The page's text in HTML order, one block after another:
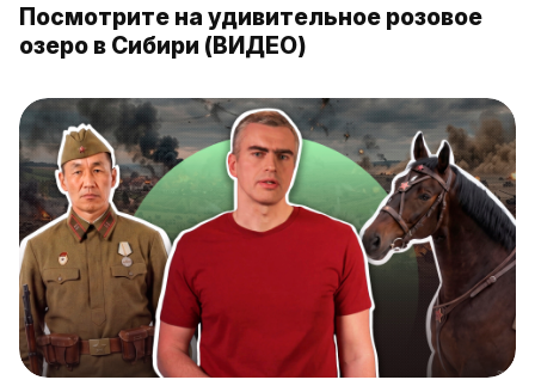
Посмотрите на удивительное розовое
озеро в Сибири (ВИДЕО)